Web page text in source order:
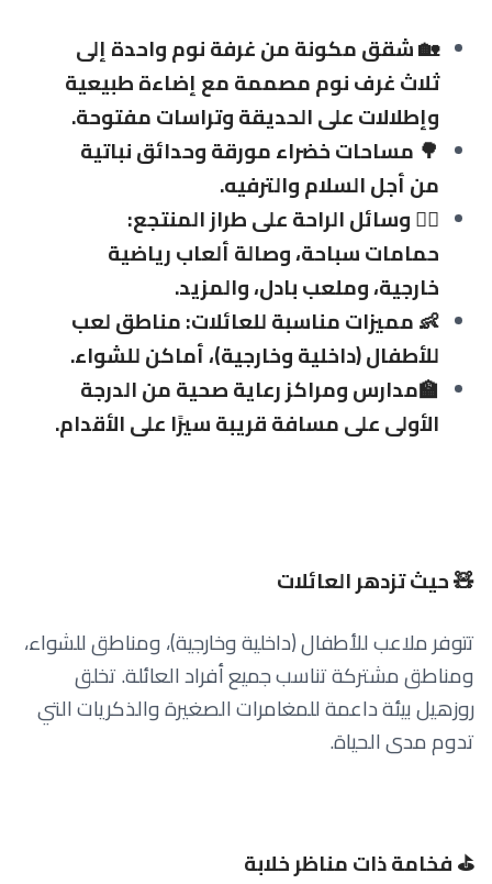
🏡 شقق مكونة من غرفة نوم واحدة إلى
ثلاث غرف نوم مصممة مع إضاءة طبيعية
وإطلالات على الحديقة وتراسات مفتوحة.
🌳 مساحات خضراء مورقة وحدائق نباتية
من أجل السلام والترفيه.
🏊‍♂️ وسائل الراحة على طراز المنتجع:
حمامات سباحة، وصالة ألعاب رياضية
خارجية، وملعب بادل، والمزيد.
👶 مميزات مناسبة للعائلات: مناطق لعب
للأطفال (داخلية وخارجية)، أماكن للشواء.
🏫مدارس ومراكز رعاية صحية من الدرجة
الأولى على مسافة قريبة سيرًا على الأقدام.
🧸 حيث تزدهر العائلات
تتوفر ملاعب للأطفال (داخلية وخارجية)، ومناطق للشواء،
ومناطق مشتركة تناسب جميع أفراد العائلة. تخلق
روزهيل بيئة داعمة للمغامرات الصغيرة والذكريات التي
تدوم مدى الحياة.
⛳ فخامة ذات مناظر خلابة